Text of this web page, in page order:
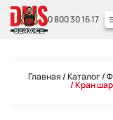
0 800 30 16 17
Главная Каталог
Кран